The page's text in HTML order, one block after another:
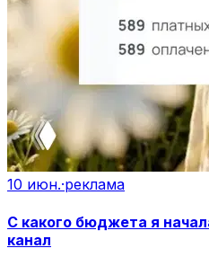
10 июн.·реклама
С какого бюджета я
канал